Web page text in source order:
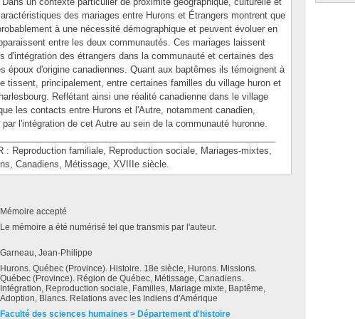
des mariages entre Hurons et Étrangers montrent que
à une nécessité démographique et peuvent évoluer en
entre les deux communautés. Ces mariages laissent
d'intégration des étrangers dans la communauté et certaines des
époux d'origine canadiennes. Quant aux baptêmes ils témoignent à
tissent, principalement, entre certaines familles du village huron et
Reflétant ainsi une réalité canadienne dans le village
les contacts entre Hurons et l'Autre, notamment canadien,
l'intégration de cet Autre au sein de la communauté huronne.
: Reproduction familiale, Reproduction sociale, Mariages-mixtes,
Canadiens, Métissage, XVIIIe siècle.
Mémoire accepté
Le mémoire a été numérisé tel que transmis par l'auteur.
Garneau, Jean-Philippe
Hurons. Québec (Province). Histoire. 18e siècle, Hurons. Missions.
Québec (Province). Région de Québec, Métissage, Canadiens.
Intégration, Reproduction sociale, Familles, Mariage mixte, Baptême,
Adoption, Blancs. Relations avec les Indiens d'Amérique
Faculté des sciences humaines > Département d'histoire